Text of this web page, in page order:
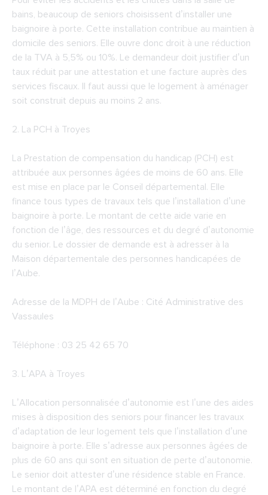
bains, beaucoup de seniors choisissent d’installer une
baignoire à porte. Cette installation contribue au maintien à
domicile des seniors. Elle ouvre donc droit à une réduction
de la TVA à 5,5% ou 10%. Le demandeur doit justifier d’un
taux réduit par une attestation et une facture auprès des
services fiscaux. Il faut aussi que le logement à aménager
soit construit depuis au moins 2 ans.
2. La PCH à Troyes
La Prestation de compensation du handicap (PCH) est
attribuée aux personnes âgées de moins de 60 ans. Elle
est mise en place par le Conseil départemental. Elle
finance tous types de travaux tels que l’installation d’une
baignoire à porte. Le montant de cette aide varie en
fonction de l’âge, des ressources et du degré d’autonomie
du senior. Le dossier de demande est à adresser à la
Maison départementale des personnes handicapées de
l’Aube.
Adresse de la MDPH de l’Aube : Cité Administrative des
Vassaules
Téléphone : 03 25 42 65 70
3. L’APA à Troyes
L’Allocation personnalisée d’autonomie est l’une des aides
mises à disposition des seniors pour financer les travaux
d’adaptation de leur logement tels que l’installation d’une
baignoire à porte. Elle s’adresse aux personnes âgées de
plus de 60 ans qui sont en situation de perte d’autonomie.
Le senior doit attester d’une résidence stable en France.
Le montant de l’APA est déterminé en fonction du degré